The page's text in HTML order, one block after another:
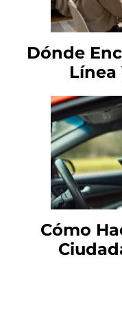
Dónde
Línea
Cómo